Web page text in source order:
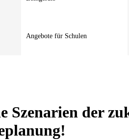
Angebote für Schulen
Szenarien der